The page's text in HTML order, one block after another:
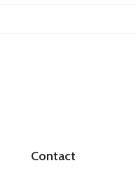
Contact